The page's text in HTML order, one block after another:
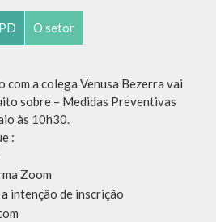
O setor
com a colega Venusa Bezerra vai
sobre – Medidas Preventivas
às 10h30.
:
Zoom
intenção de inscrição